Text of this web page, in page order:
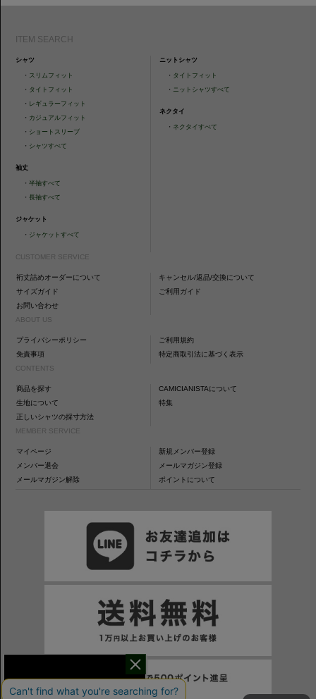
ITEM SEARCH
シャツ
・ スリムフィット
・ タイトフィット
・ レギュラーフィット
・ カジュアルフィット
・ ショートスリーブ
・ シャツすべて
袖丈
・半袖すべて
・長袖すべて
ジャケット
・ ジャケットすべて
ニットシャツ
・ タイトフィット
・ ニットシャツすべて
ネクタイ
・ ネクタイすべて
CUSTOMER SERVICE
裄丈詰めオーダーについて
キャンセル/返品/交換について
サイズガイド
ご利用ガイド
お問い合わせ
ABOUT US
プライバシーポリシー
ご利用規約
免責事項
特定商取引法に基づく表示
CONTENTS
商品を探す
CAMICIANISTAについて
生地について
特集
正しいシャツの採寸方法
MEMBER SERVICE
マイページ
新規メンバー登録
メンバー退会
メールマガジン登録
メールマガジン解除
ポイントについて